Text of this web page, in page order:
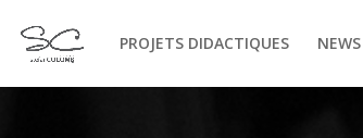
PROJETS DIDACTIQUES NEWS